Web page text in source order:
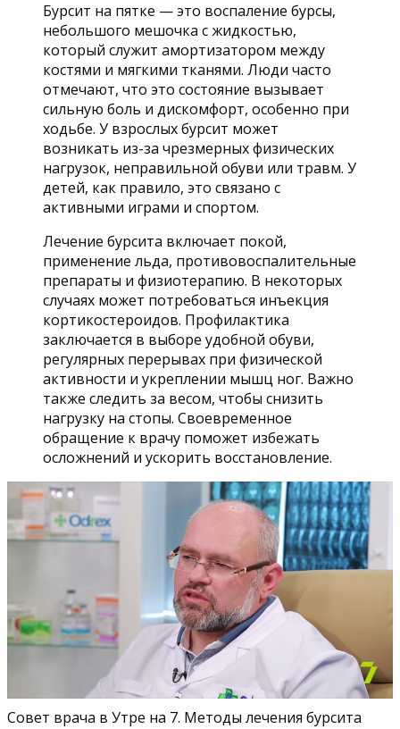
Бурсит на пятке — это воспаление бурсы,
небольшого мешочка с жидкостью,
который служит амортизатором между
костями и мягкими тканями. Люди часто
отмечают, что это состояние вызывает
сильную боль и дискомфорт, особенно при
ходьбе. У взрослых бурсит может
возникать из-за чрезмерных физических
нагрузок, неправильной обуви или травм. У
детей, как правило, это связано с
активными играми и спортом.
Лечение бурсита включает покой,
применение льда, противовоспалительные
препараты и физиотерапию. В некоторых
случаях может потребоваться инъекция
кортикостероидов. Профилактика
заключается в выборе удобной обуви,
регулярных перерывах при физической
активности и укреплении мышц ног. Важно
также следить за весом, чтобы снизить
нагрузку на стопы. Своевременное
обращение к врачу поможет избежать
осложнений и ускорить восстановление.
Совет врача в Утре на 7. Методы лечения бурсита